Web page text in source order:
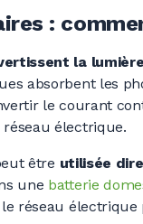
:
la
absorbent les
le courant
électrique.
être utilisée
une batterie
réseau électrique